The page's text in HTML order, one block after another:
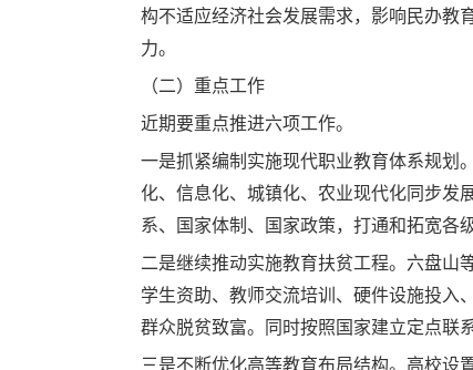
构不适应经济社会发展需求，影响民办教
力。
（二）重点工作
近期要重点推进六项工作。
一是抓紧编制实施现代职业教育体系规划
化、信息化、城镇化、农业现代化同步发
系、国家体制、国家政策，打通和拓宽各
二是继续推动实施教育扶贫工程。六盘山
学生资助、教师交流培训、硬件设施投入
群众脱贫致富。同时按照国家建立定点联
三是不断优化高等教育布局结构。高校设